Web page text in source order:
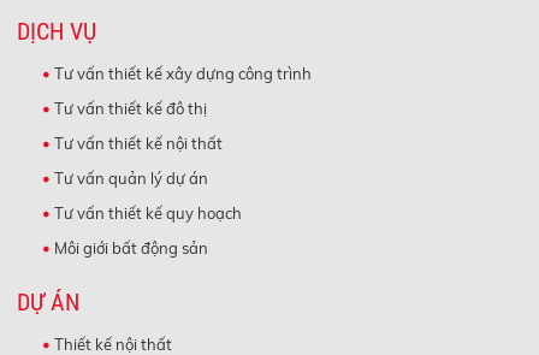
DỊCH VỤ
Tư vấn thiết kế xây dựng công trình
Tư vấn thiết kế đô thị
Tư vấn thiết kế nội thất
Tư vấn quản lý dự án
Tư vấn thiết kế quy hoạch
Môi giới bất động sản
DỰ ÁN
Thiết kế nội thất